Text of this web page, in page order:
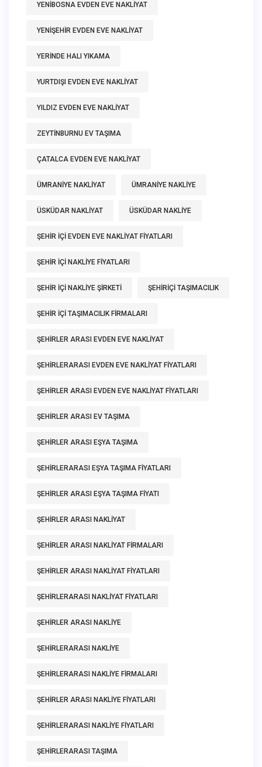
YENIBOSNA EVDEN EVE NAKLIYAT
YENIŞEHIR EVDEN EVE NAKLIYAT
YERINDE HALI YIKAMA
YURTDIŞI EVDEN EVE NAKLIYAT
YILDIZ EVDEN EVE NAKLIYAT
ZEYTINBURNU EV TAŞIMA
ÇATALCA EVDEN EVE NAKLIYAT
ÜMRANIYE NAKLIYAT ÜMRANIYE NAKLIYE
ÜSKÜDAR NAKLIYAT ÜSKÜDAR NAKLIYE
ŞEHIR IÇI EVDEN EVE NAKLIYAT FIYATLARI
ŞEHIR IÇI NAKLIYE FIYATLARI
ŞEHIR IÇI NAKLIYE ŞIRKETI ŞEHIRIÇI TAŞIMACILIK
ŞEHIR IÇI TAŞIMACILIK FIRMALARI
ŞEHIRLER ARASI EVDEN EVE NAKLIYAT
ŞEHIRLERARASI EVDEN EVE NAKLIYAT FIYATLARI
ŞEHIRLER ARASI EVDEN EVE NAKLIYAT FIYATLARI
ŞEHIRLER ARASI EV TAŞIMA
ŞEHIRLER ARASI EŞYA TAŞIMA
ŞEHIRLERARASI EŞYA TAŞIMA FIYATLARI
ŞEHIRLER ARASI EŞYA TAŞIMA FIYATI
ŞEHIRLER ARASI NAKLIYAT
ŞEHIRLER ARASI NAKLIYAT FIRMALARI
ŞEHIRLER ARASI NAKLIYAT FIYATLARI
ŞEHIRLERARASI NAKLIYAT FIYATLARI
ŞEHIRLER ARASI NAKLIYE
ŞEHIRLERARASI NAKLIYE
ŞEHIRLERARASI NAKLIYE FIRMALARI
ŞEHIRLER ARASI NAKLIYE FIYATLARI
ŞEHIRLERARASI NAKLIYE FIYATLARI
ŞEHIRLERARASI TAŞIMA